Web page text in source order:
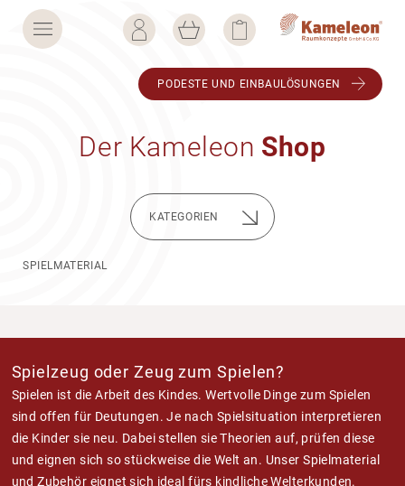
PODESTE UND EINBAU­LÖ­SUNGEN
Der Kame­leon Shop
KATE­GO­RIEN
SPIELMATERIAL
Spielzeug oder Zeug zum Spielen?
Spielen ist die Arbeit des Kindes. Wert­volle Dinge zum Spielen
sind offen für Deutungen. Je nach Spiel­si­tua­tion inter­pre­tieren
die Kinder sie neu. Dabei stellen sie Theo­rien auf, prüfen diese
und eignen sich so stück­weise die Welt an. Unser Spiel­ma­te­rial
und Zubehör eignet sich ideal fürs kind­liche Welt­er­kunden.